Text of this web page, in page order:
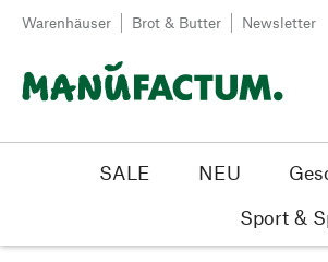
Zum Inhalt springen
Warenhäuser Brot & Butter Newsletter
SALE NEU
Sport &